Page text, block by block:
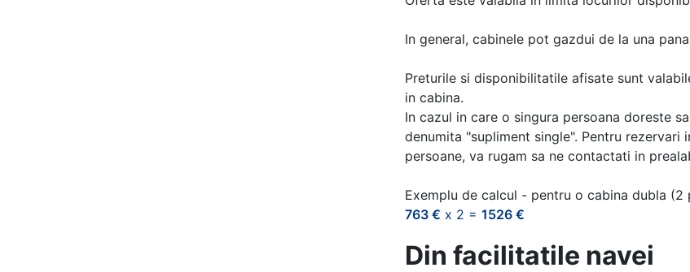
In general, cabinele pot gazdui de la una
Preturile si disponibilitatile afisate sunt
in cabina.
In cazul in care o singura persoana doreste
denumita "supliment single". Pentru
persoane, va rugam sa ne contactati in
Exemplu de calcul - pentru o cabina dubla (2
763 € x 2 = 1526 €
Din facilitatile navei